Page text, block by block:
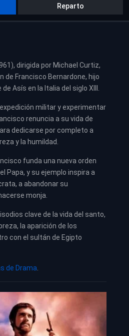
Reparto
dirigida por Michael Curtiz,
de Francisco Bernardone, hijo
Asís en la Italia del siglo XIII.
militar y experimentar
renuncia a su vida de
dedicarse por completo a
y la humildad.
funda una nueva orden
Papa, y su ejemplo inspira a
a abandonar su
monja.
clave de la vida del santo,
la aparición de los
con el sultán de Egipto
de Drama